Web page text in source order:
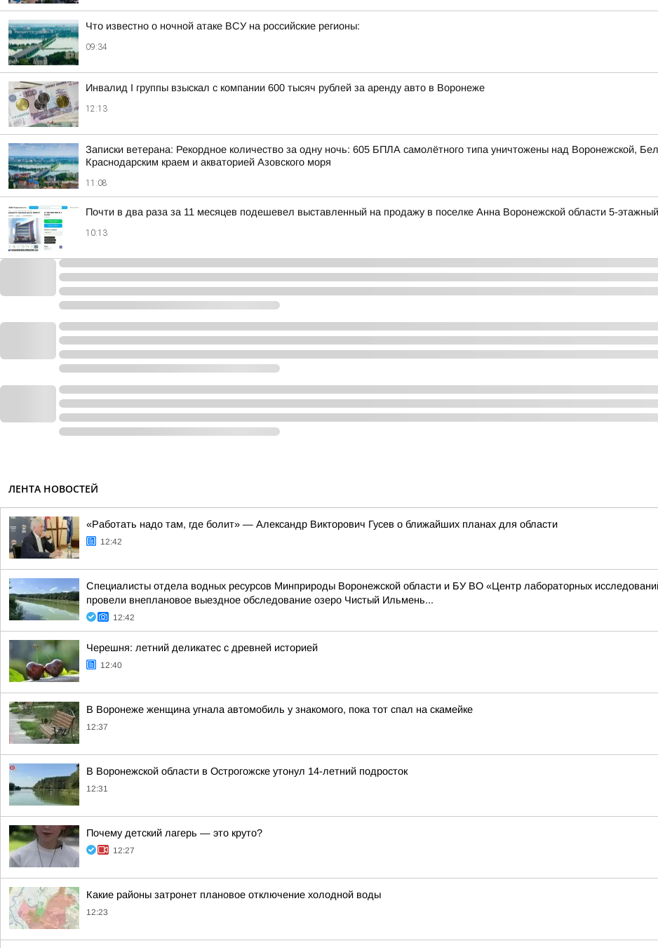
Что известно о ночной атаке ВСУ на российские регионы:
09:34
Инвалид I группы взыскал с компании 600 тысяч рублей за аренду авто в Воронеже
12:13
Записки ветерана: Рекордное количество за одну ночь: 605 БПЛА самолётного типа уничтожены над Воронежской,
Краснодарским краем и акваторией Азовского моря
11:08
Почти в два раза за 11 месяцев подешевел выставленный на продажу в поселке Анна Воронежской области 5-
10:13
ЛЕНТА НОВОСТЕЙ
«Работать надо там, где болит» — Александр Викторович Гусев о ближайших планах для области
12:42
Специалисты отдела водных ресурсов Минприроды Воронежской области и БУ ВО «Центр лабораторных
провели внеплановое выездное обследование озеро Чистый Ильмень...
12:42
Черешня: летний деликатес с древней историей
12:40
В Воронеже женщина угнала автомобиль у знакомого, пока тот спал на скамейке
12:37
В Воронежской области в Острогожске утонул 14-летний подросток
12:31
Почему детский лагерь — это круто?
12:27
Какие районы затронет плановое отключение холодной воды
12:23